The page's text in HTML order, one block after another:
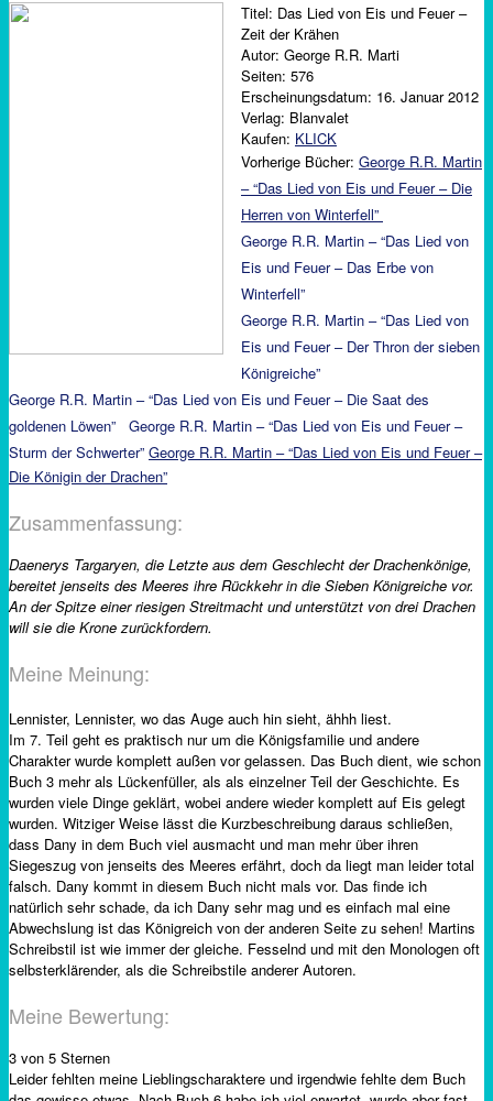
Titel: Das Lied von Eis und Feuer –
Zeit der Krähen
Autor: George R.R. Marti
Seiten: 576
Erscheinungsdatum: 16. Januar 2012
Verlag: Blanvalet
Kaufen: KLICK
Vorherige Bücher: George R.R. Martin
– “Das Lied von Eis und Feuer – Die
Herren von Winterfell”
George R.R. Martin – “Das Lied von
Eis und Feuer – Das Erbe von
Winterfell”
George R.R. Martin – “Das Lied von
Eis und Feuer – Der Thron der sieben
Königreiche”
George R.R. Martin – “Das Lied von Eis und Feuer – Die Saat des
goldenen Löwen”
George R.R. Martin – “Das Lied von Eis und Feuer –
Sturm der Schwerter” George R.R. Martin – “Das Lied von Eis und Feuer –
Die Königin der Drachen”
Zusammenfassung:
Daenerys Targaryen, die Letzte aus dem Geschlecht der Drachenkönige,
bereitet jenseits des Meeres ihre Rückkehr in die Sieben Königreiche vor.
An der Spitze einer riesigen Streitmacht und unterstützt von drei Drachen
will sie die Krone zurückfordern.
Meine Meinung:
Lennister, Lennister, wo das Auge auch hin sieht, ähhh liest.
Im 7. Teil geht es praktisch nur um die Königsfamilie und andere
Charakter wurde komplett außen vor gelassen. Das Buch dient, wie schon
Buch 3 mehr als Lückenfüller, als als einzelner Teil der Geschichte. Es
wurden viele Dinge geklärt, wobei andere wieder komplett auf Eis gelegt
wurden. Witziger Weise lässt die Kurzbeschreibung daraus schließen,
dass Dany in dem Buch viel ausmacht und man mehr über ihren
Siegeszug von jenseits des Meeres erfährt, doch da liegt man leider total
falsch. Dany kommt in diesem Buch nicht mals vor. Das finde ich
natürlich sehr schade, da ich Dany sehr mag und es einfach mal eine
Abwechslung ist das Königreich von der anderen Seite zu sehen! Martins
Schreibstil ist wie immer der gleiche. Fesselnd und mit den Monologen oft
selbsterklärender, als die Schreibstile anderer Autoren.
Meine Bewertung:
3 von 5 Sternen
Leider fehlten meine Lieblingscharaktere und irgendwie fehlte dem Buch